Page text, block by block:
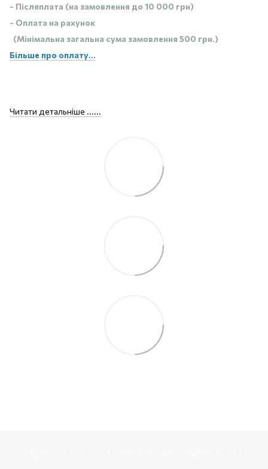
- Післяплата (на замовлення до 10 000 грн)
- Оплата на рахунок
(Мінімальна загальна сума замовлення 500 грн.)
Більше про оплату...
Читати детальніше ......